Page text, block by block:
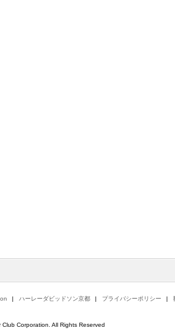
ハーレーダビッドソン京都 プライバシーポリシー
Corporation. All Rights Reserved